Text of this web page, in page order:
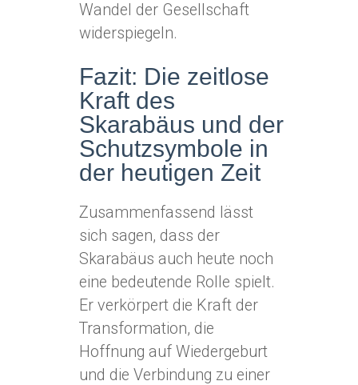
Wandel der Gesellschaft
widerspiegeln.
Fazit: Die zeitlose
Kraft des
Skarabäus und der
Schutzsymbole in
der heutigen Zeit
Zusammenfassend lässt
sich sagen, dass der
Skarabäus auch heute noch
eine bedeutende Rolle spielt.
Er verkörpert die Kraft der
Transformation, die
Hoffnung auf Wiedergeburt
und die Verbindung zu einer